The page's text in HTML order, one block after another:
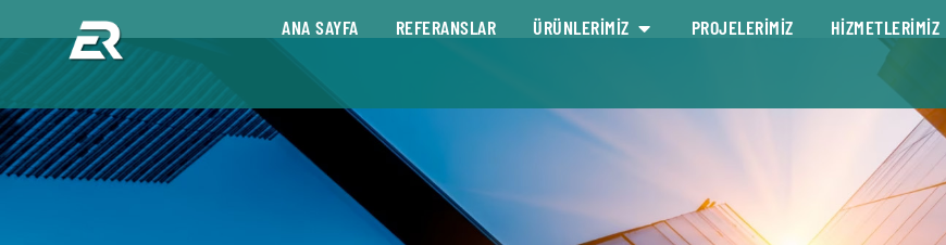
ANA SAYFA REFERANSLAR ÜRÜNLERİMİZ PROJELERİMİZ HİZMETLERİMİZ